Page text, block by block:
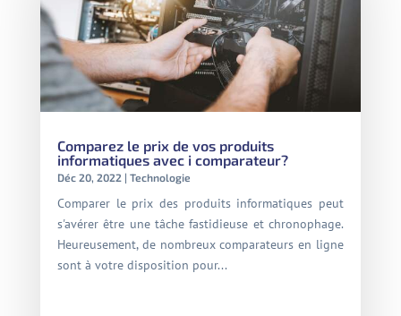
Comparez le prix de vos produits
informatiques avec i comparateur?
Déc 20, 2022 | Technologie
Comparer le prix des produits informatiques peut
s'avérer être une tâche fastidieuse et chronophage.
Heureusement, de nombreux comparateurs en ligne
sont à votre disposition pour...